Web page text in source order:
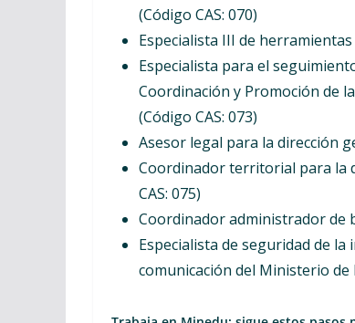
(Código CAS: 070)
Especialista III de
Especialista para el
Coordinación y Promoción de
(Código CAS: 073)
Asesor legal para la dirección
Coordinador territorial para la
CAS: 075)
Coordinador administrador de
Especialista de seguridad de
comunicación del Ministerio de